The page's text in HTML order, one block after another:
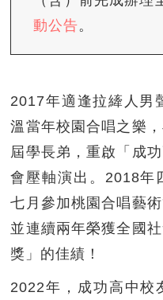
動公告。
2017年適逢拉縴人男
溫當年校園合唱之樂
屆學長弟，重啟「成
會壓軸演出。2018年
七月參加桃園合唱藝
並連續兩年榮獲全國
獎」的佳績！
2022年，成功高中校